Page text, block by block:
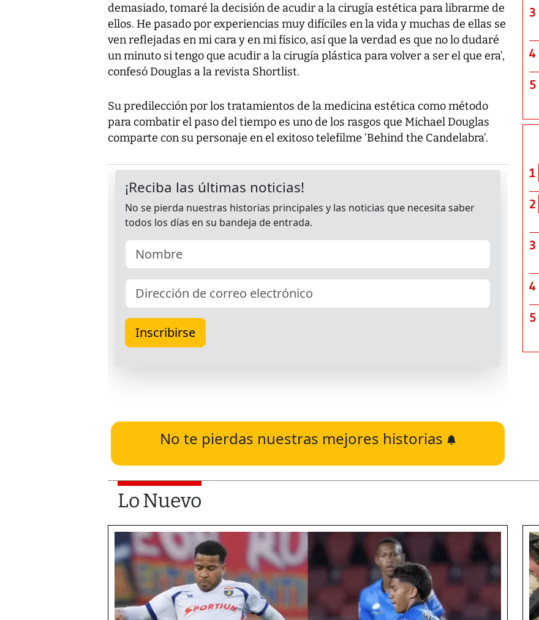
demasiado, tomaré la decisión de acudir a la cirugía estética para librarme de
ellos. He pasado por experiencias muy difíciles en la vida y muchas de ellas se
ven reflejadas en mi cara y en mi físico, así que la verdad es que no lo dudaré
un minuto si tengo que acudir a la cirugía plástica para volver a ser el que era’,
confesó Douglas a la revista Shortlist.
Su predilección por los tratamientos de la medicina estética como método
para combatir el paso del tiempo es uno de los rasgos que Michael Douglas
comparte con su personaje en el exitoso telefilme ‘Behind the Candelabra’.
No te pierdas nuestras mejores historias
3
4
5
1
2
3
4
5
Lo Nuevo